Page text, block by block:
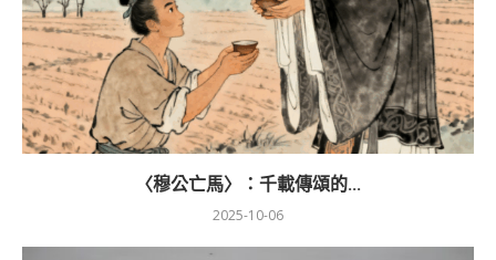
〈穆公亡馬〉：千載傳頌的...
2025-10-06